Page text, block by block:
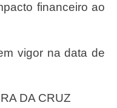
financeiro ao
DA CRUZ